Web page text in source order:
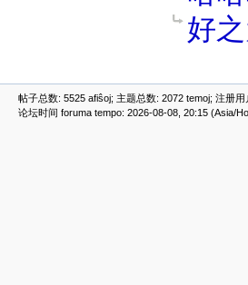
好
帖子总数: 5525 afiŝoj; 主题总数: 2072 temoj; 注册
论坛时间 foruma tempo: 2026-08-08, 20:15 (Asia/